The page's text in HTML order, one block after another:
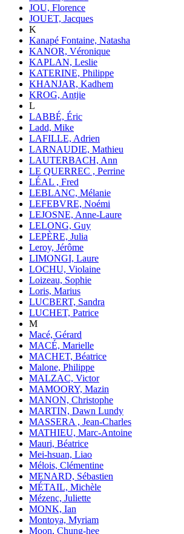
JOU, Florence
JOUET, Jacques
K
Kanapé Fontaine, Natasha
KANOR, Véronique
KAPLAN, Leslie
KATERINE, Philippe
KHANJAR, Kadhem
KROG, Antjie
L
LABBÉ, Éric
Ladd, Mike
LAFILLE, Adrien
LARNAUDIE, Mathieu
LAUTERBACH, Ann
LE QUERREC , Perrine
LÉAL , Fred
LEBLANC, Mélanie
LEFEBVRE, Noémi
LEJOSNE, Anne-Laure
LELONG, Guy
LEPÈRE, Julia
Leroy, Jérôme
LIMONGI, Laure
LOCHU, Violaine
Loizeau, Sophie
Loris, Marius
LUCBERT, Sandra
LUCHET, Patrice
M
Macé, Gérard
MACÉ, Marielle
MACHET, Béatrice
Malone, Philippe
MALZAC, Victor
MAMOORY, Mazin
MANON, Christophe
MARTIN, Dawn Lundy
MASSERA , Jean-Charles
MATHIEU, Marc-Antoine
Mauri, Béatrice
Mei-hsuan, Liao
Mélois, Clémentine
MENARD, Sébastien
MÉTAIL, Michèle
Mézenc, Juliette
MONK, Ian
Montoya, Myriam
Moon, Chung-hee